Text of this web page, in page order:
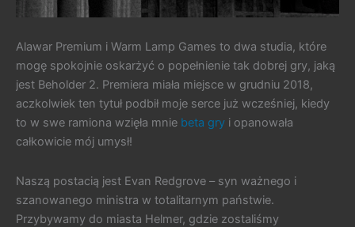
Alawar Premium i Warm Lamp Games to dwa studia, które
mogę spokojnie oskarżyć o popełnienie tak dobrej gry, jaką
jest Beholder 2. Premiera miała miejsce w grudniu 2018,
aczkolwiek ten tytuł podbił moje serce już wcześniej, kiedy
to w swe ramiona wzięła mnie beta gry i opanowała
całkowicie mój umysł!
Naszą postacią jest Evan Redgrove – syn ważnego i
szanowanego ministra w totalitarnym państwie.
Przybywamy do miasta Helmer, gdzie zostaliśmy